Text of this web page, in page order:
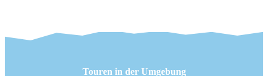
Touren in der Umgebung